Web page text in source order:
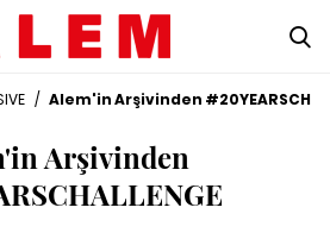
/ Alem'in Arşivinden
Arşivinden